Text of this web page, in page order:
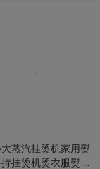
蒸汽挂烫机家用熨
挂烫机烫衣服熨烫